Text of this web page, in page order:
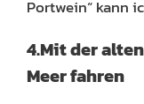
Portwein“ kann
4.Mit der
Meer fahren